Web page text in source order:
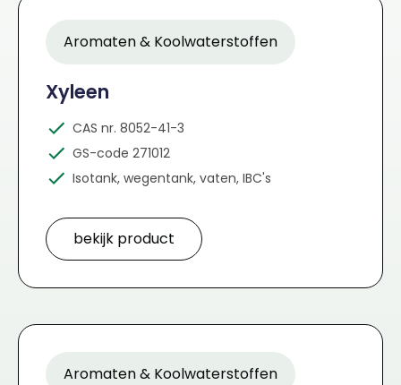
Aromaten & Koolwaterstoffen
Xyleen
CAS nr. 8052-41-3
GS-code 271012
Isotank, wegentank, vaten, IBC's
bekijk product
Aromaten & Koolwaterstoffen